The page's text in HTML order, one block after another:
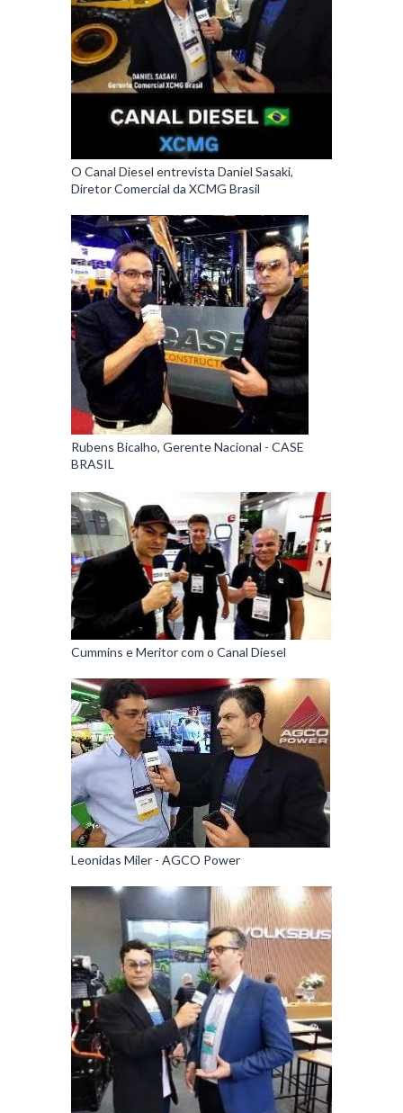
O Canal Diesel entrevista Daniel Sasaki,
Diretor Comercial da XCMG Brasil
Rubens Bicalho, Gerente Nacional - CASE
BRASIL
Cummins e Meritor com o Canal Diesel
Leonidas Miler - AGCO Power